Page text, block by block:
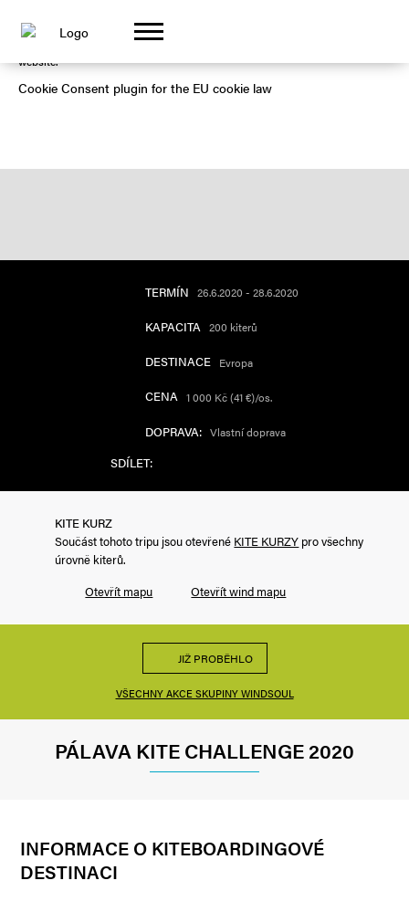
This website uses cookies to ensure you get the best experience on our
website.
Cookie Consent plugin for the EU cookie law
TERMÍN 26.6.2020 - 28.6.2020
KAPACITA 200 kiterů
DESTINACE Evropa
CENA 1 000 Kč (41 €)/os.
DOPRAVA: Vlastní doprava
SDÍLET:
KITE KURZ
Součást tohoto tripu jsou otevřené KITE KURZY pro všechny
úrovně kiterů.
Otevřít mapu
Otevřít wind mapu
JIŽ PROBĚHLO
VŠECHNY AKCE SKUPINY WINDSOUL
PÁLAVA KITE CHALLENGE 2020
INFORMACE O KITEBOARDINGOVÉ
DESTINACI